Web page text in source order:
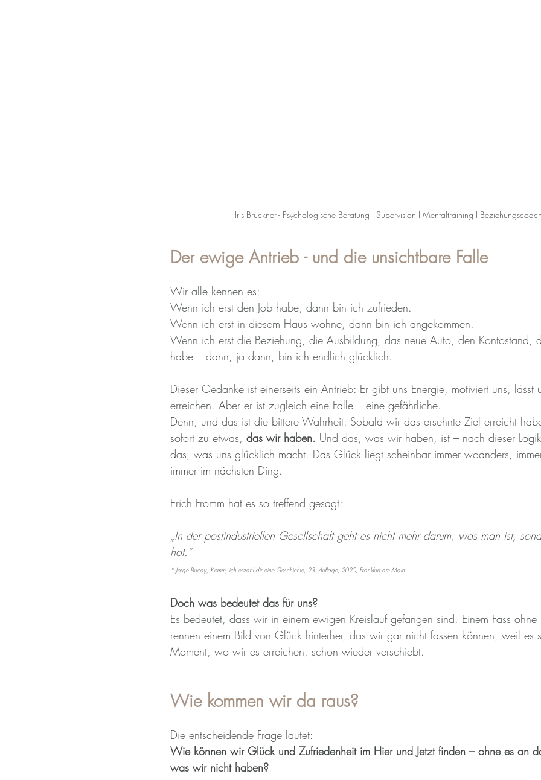
Iris Bruckner - Psychologische Beratung I Supervision I Mentaltraining I
Der ewige Antrieb - und die unsichtbare Falle
Wir alle kennen es:
Wenn ich erst den Job habe, dann bin ich zufrieden.
Wenn ich erst in diesem Haus wohne, dann bin ich angekommen.
Wenn ich erst die Beziehung, die Ausbildung, das neue Auto, den Kontostand,
habe – dann, ja dann, bin ich endlich glücklich.
Dieser Gedanke ist einerseits ein Antrieb: Er gibt uns Energie, motiviert uns, lässt
erreichen. Aber er ist zugleich eine Falle – eine gefährliche.
Denn, und das ist die bittere Wahrheit: Sobald wir das ersehnte Ziel erreicht
sofort zu etwas, das wir haben. Und das, was wir haben, ist – nach dieser
das, was uns glücklich macht. Das Glück liegt scheinbar immer woanders,
immer im nächsten Ding.
Erich Fromm hat es so treffend gesagt:
„In der postindustriellen Gesellschaft geht es nicht mehr darum, was man ist,
hat.“
* Jorge Bucay, Komm, ich erzähl dir eine Geschichte, 23. Auflage, 2020, Frankfurt am Main
Doch was bedeutet das für uns?
Es bedeutet, dass wir in einem ewigen Kreislauf gefangen sind. Einem Fass
rennen einem Bild von Glück hinterher, das wir gar nicht fassen können, weil
Moment, wo wir es erreichen, schon wieder verschiebt.
Wie kommen wir da raus?
Die entscheidende Frage lautet:
Wie können wir Glück und Zufriedenheit im Hier und Jetzt finden – ohne es an
was wir nicht haben?